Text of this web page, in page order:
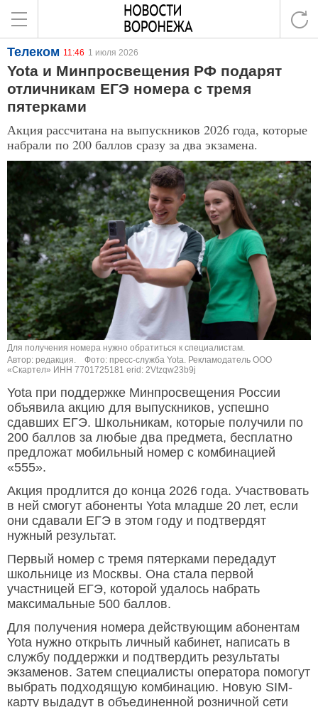
Телеком 11:46 1 июля 2026
Yota и Минпросвещения РФ подарят
отличникам ЕГЭ номера с тремя
пятерками
Акция рассчитана на выпускников 2026 года, которые
набрали по 200 баллов сразу за два экзамена.
Для получения номера нужно обратиться к специалистам.
Автор: редакция.
Фото: пресс-служба Yota. Рекламодатель ООО
«Скартел» ИНН 7701725181 erid: 2Vtzqw23b9j
Yota при поддержке Минпросвещения России
объявила акцию для выпускников, успешно
сдавших ЕГЭ. Школьникам, которые получили по
200 баллов за любые два предмета, бесплатно
предложат мобильный номер с комбинацией
«555».
Акция продлится до конца 2026 года. Участвовать
в ней смогут абоненты Yota младше 20 лет, если
они сдавали ЕГЭ в этом году и подтвердят
нужный результат.
Первый номер с тремя пятерками передадут
школьнице из Москвы. Она стала первой
участницей ЕГЭ, которой удалось набрать
максимальные 500 баллов.
Для получения номера действующим абонентам
Yota нужно открыть личный кабинет, написать в
службу поддержки и подтвердить результаты
экзаменов. Затем специалисты оператора помогут
выбрать подходящую комбинацию. Новую SIM-
карту выдадут в объединенной розничной сети